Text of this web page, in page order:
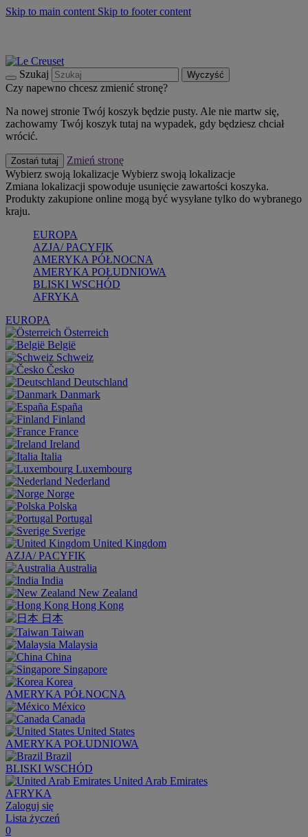
Skip to main content Skip to footer content
Szukaj Wyczyść
Czy napewno chcesz zmienić stronę?
Na nowej stronie Twój koszyk będzie pusty. Ale nie martw się,
zachowamy Twój koszyk tutaj na wypadek, gdy będziesz chciał
wrócić.
Zostań tutaj
Zmień stronę
Wybierz swoją lokalizacje Wybierz swoją lokalizacje
Zmiana lokalizacji spowoduje usunięcie zawartości koszyka.
Produkty zakupione online mogą być wysyłane tylko do wybranego
kraju.
EUROPA
AZJA/ PACYFIK
AMERYKA PÓŁNOCNA
AMERYKA POŁUDNIOWA
BLISKI WSCHÓD
AFRYKA
EUROPA
Österreich
België
Schweiz
Česko
Deutschland
Danmark
España
Finland
France
Ireland
Italia
Luxembourg
Nederland
Norge
Polska
Portugal
Sverige
United Kingdom
AZJA/ PACYFIK
Australia
India
New Zealand
Hong Kong
日本
Taiwan
Malaysia
China
Singapore
Korea
AMERYKA PÓŁNOCNA
México
Canada
United States
AMERYKA POŁUDNIOWA
Brazil
BLISKI WSCHÓD
United Arab Emirates
AFRYKA
Zaloguj się
Lista życzeń
0